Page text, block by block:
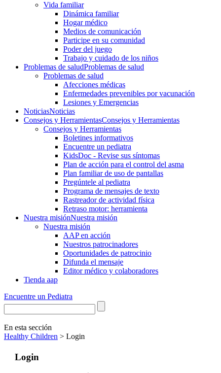
Vida familiar
Dinámica familiar
Hogar médico
Medios de comunicación
Participe en su comunidad
Poder del juego
Trabajo y cuidado de los niños
Problemas de saludProblemas de salud
Problemas de salud
Afecciones médicas
Enfermedades prevenibles por vacunación
Lesiones y Emergencias
NoticiasNoticias
Consejos y HerramientasConsejos y Herramientas
Consejos y Herramientas
Boletines informativos
Encuentre un pediatra
KidsDoc - Revise sus síntomas
Plan de acción para el control del asma
Plan familiar de uso de pantallas
Pregúntele al pediatra
Programa de mensajes de texto
Rastre​​ador de activida​d física
Retraso motor: herramienta
Nuestra misiónNuestra misión
Nuestra misión
AAP en acción
Nuestros patrocinadores
Oportunidades de patrocinio
Difunda el mensaje
Editor médico y colaboradores
Tienda aap
Encuentre un Pediatra
En esta sección
Healthy Children > Login
Login